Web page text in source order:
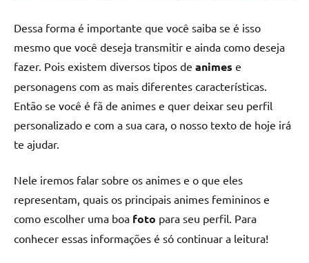
Dessa forma é importante que você saiba se é isso
mesmo que você deseja transmitir e ainda como deseja
fazer. Pois existem diversos tipos de animes e
personagens com as mais diferentes características.
Então se você é fã de animes e quer deixar seu perfil
personalizado e com a sua cara, o nosso texto de hoje irá
te ajudar.
Nele iremos falar sobre os animes e o que eles
representam, quais os principais animes femininos e
como escolher uma boa foto para seu perfil. Para
conhecer essas informações é só continuar a leitura!